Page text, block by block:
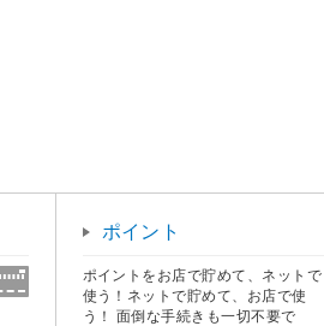
ポイント
ポイントをお店で貯めて、ネットで
使う！ネットで貯めて、お店で使
う！ 面倒な手続きも一切不要で